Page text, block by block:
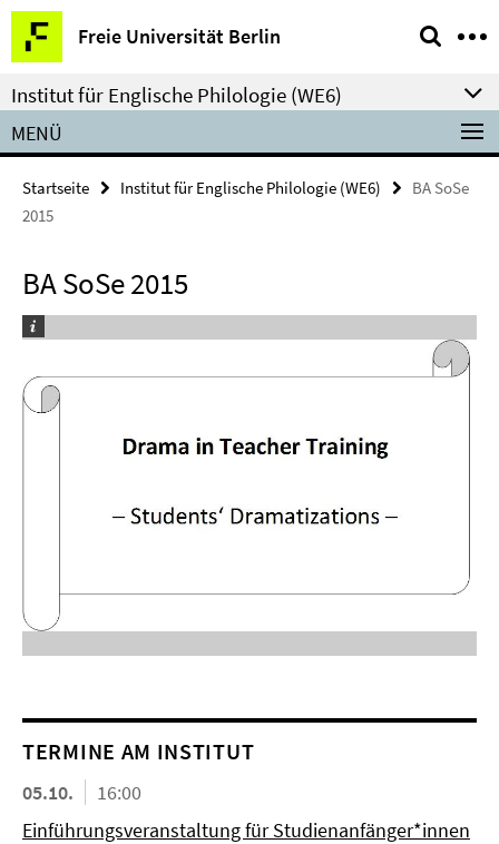
Springe
direkt
zu
Inhalt
Freie Universität Berlin
Service-
Navigation
Institut für Englische Philologie (WE6)
MENÜ
Startseite Institut für Englische Philologie (WE6)
BA SoSe
2015
BA SoSe 2015
TERMINE AM INSTITUT
05.10.
16:00
Einführungsveranstaltung für Studienanfänger*innen